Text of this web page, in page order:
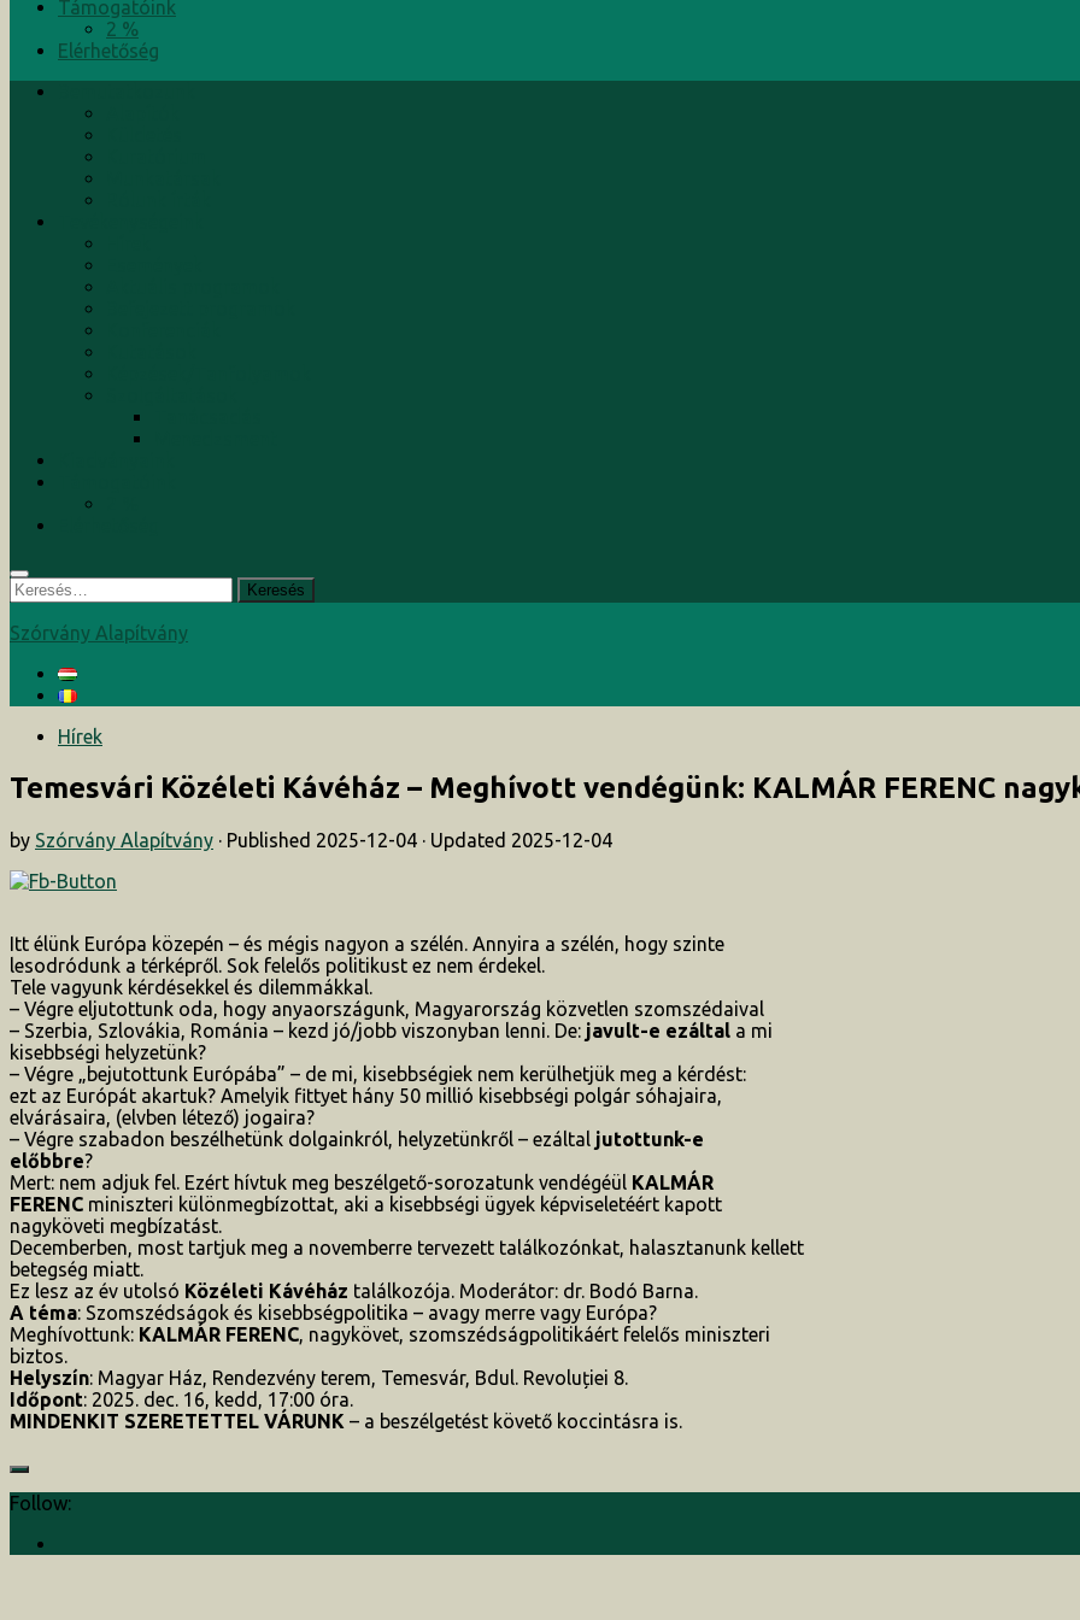
Támogatóink
2 %
Elérhetőség
Keresés:
Szórvány Alapítvány
Hírek
Temesvári Közéleti Kávéház – Meghívott vendégünk: KALMÁR FERENC
by Szórvány Alapítvány · Published 2025-12-04 · Updated 2025-12-04
Itt élünk Európa közepén – és mégis nagyon a szélén. Annyira a szélén, hogy szinte
lesodródunk a térképről. Sok felelős politikust ez nem érdekel.
Tele vagyunk kérdésekkel és dilemmákkal.
– Végre eljutottunk oda, hogy anyaországunk, Magyarország közvetlen szomszédaival
– Szerbia, Szlovákia, Románia – kezd jó/jobb viszonyban lenni. De: javult-e ezáltal a mi
kisebbségi helyzetünk?
– Végre „bejutottunk Európába” – de mi, kisebbségiek nem kerülhetjük meg a kérdést:
ezt az Európát akartuk? Amelyik fittyet hány 50 millió kisebbségi polgár sóhajaira,
elvárásaira, (elvben létező) jogaira?
– Végre szabadon beszélhetünk dolgainkról, helyzetünkről – ezáltal jutottunk-e
előbbre?
Mert: nem adjuk fel. Ezért hívtuk meg beszélgető-sorozatunk vendégéül KALMÁR
FERENC miniszteri különmegbízottat, aki a kisebbségi ügyek képviseletéért kapott
nagyköveti megbízatást.
Decemberben, most tartjuk meg a novemberre tervezett találkozónkat, halasztanunk kellett
betegség miatt.
Ez lesz az év utolsó Közéleti Kávéház találkozója. Moderátor: dr. Bodó Barna.
A téma: Szomszédságok és kisebbségpolitika – avagy merre vagy Európa?
Meghívottunk: KALMÁR FERENC, nagykövet, szomszédságpolitikáért felelős miniszteri
biztos.
Helyszín: Magyar Ház, Rendezvény terem, Temesvár, Bdul. Revoluției 8.
Időpont: 2025. dec. 16, kedd, 17:00 óra.
MINDENKIT SZERETETTEL VÁRUNK – a beszélgetést követő koccintásra is.
Follow: